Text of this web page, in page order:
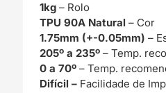
1kg – Rolo
TPU 90A Natural– Cor
1.75mm (+-0.05mm)–
205º a 235º– Temp.
0 a 70º– Temp.
Difícil – Facilidade de